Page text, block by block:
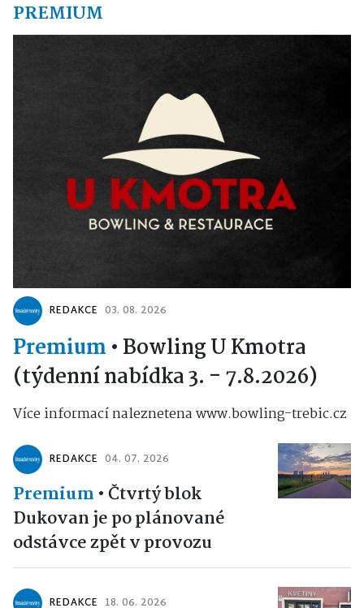
PREMIUM
REDAKCE 03. 08. 2026
Premium • Bowling U Kmotra
(týdenní nabídka 3. - 7.8.2026)
Více informací naleznetena www.bowling-trebic.cz
REDAKCE 04. 07. 2026
Premium •Čtvrtý blok
Dukovan je po plánované
odstávce zpět v provozu
REDAKCE 18. 06. 2026